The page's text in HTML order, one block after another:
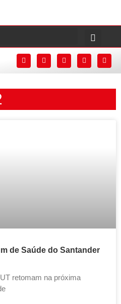
de Saúde do Santander
retomam na próxima